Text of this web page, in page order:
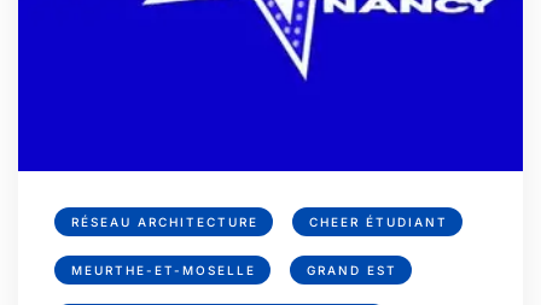
RÉSEAU ARCHITECTURE CHEER ÉTUDIANT
MEURTHE-ET-MOSELLE GRAND EST